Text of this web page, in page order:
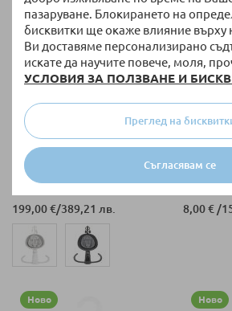
пазаруване. Блокирането на
бисквитки ще окаже влияние върху
Ви доставяме персонализирано
искате да научите повече, моля,
УСЛОВИЯ ЗА ПОЛЗВАНЕ И
Съгласявам се
Преглед на
ПО ЗАЯВКА до 30 дни
Бебешка люлка 3 в 1 Graco
Sway ‘n Grow™ with toy bar
199,00 €/389,21 лв.
Бебешка
8,00 € /
Ново Ново